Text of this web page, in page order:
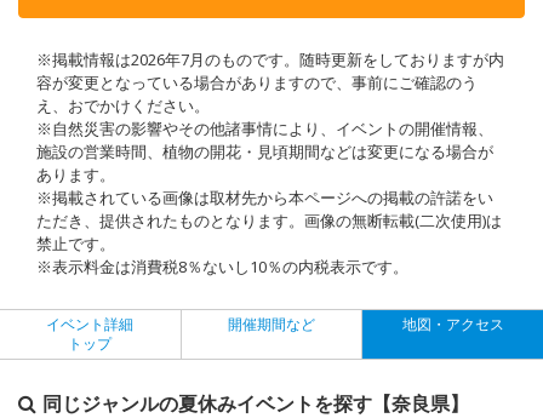
※掲載情報は2026年7月のものです。随時更新をしておりますが内
容が変更となっている場合がありますので、事前にご確認のう
え、おでかけください。
※自然災害の影響やその他諸事情により、イベントの開催情報、
施設の営業時間、植物の開花・見頃期間などは変更になる場合が
あります。
※掲載されている画像は取材先から本ページへの掲載の許諾をい
ただき、提供されたものとなります。画像の無断転載(二次使用)は
禁止です。
※表示料金は消費税8％ないし10％の内税表示です。
イベント詳細
トップ
開催期間など 地図・アクセス
同じジャンルの夏休みイベントを探す【奈良県】